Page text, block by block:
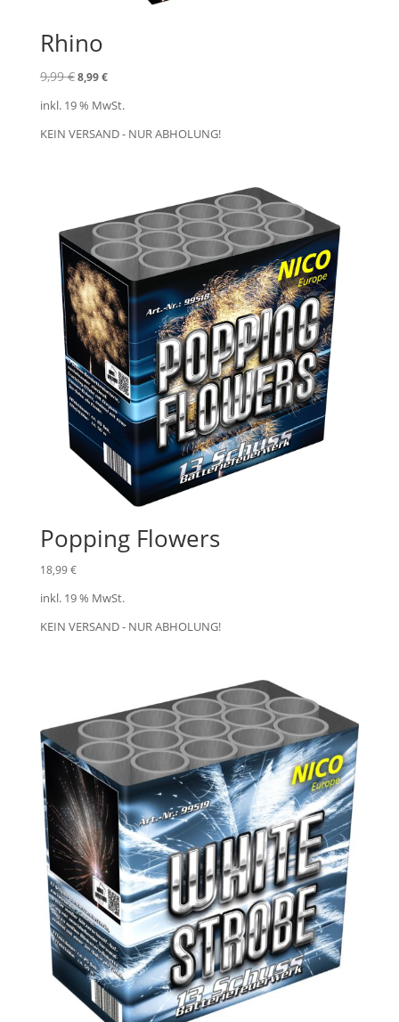
Rhino
9,99€Ursprünglicher
war:
9,99 €
8,99€Aktueller
ist:
8,99 €.
inkl. 19 % MwSt.
KEIN VERSAND - NUR ABHOLUNG!
Popping Flowers
18,99€
inkl. 19 % MwSt.
KEIN VERSAND - NUR ABHOLUNG!